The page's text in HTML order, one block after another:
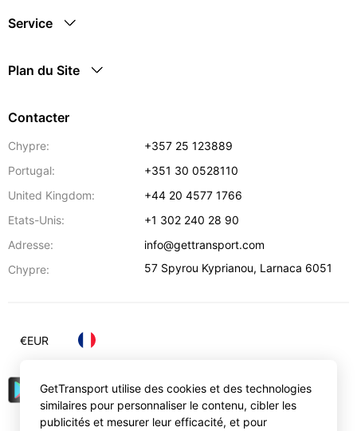
Service
Plan du Site
Contacter
Chypre:
+357 25 123889
Portugal:
+351 30 0528110
United Kingdom:
+44 20 4577 1766
Etats-Unis:
+1 302 240 28 90
Adresse:
info@gettransport.com
Chypre:
57 Spyrou Kyprianou, Larnaca 6051
€EUR
GetTransport utilise des cookies et des technologies
similaires pour personnaliser le contenu, cibler les
publicités et mesurer leur efficacité, et pour